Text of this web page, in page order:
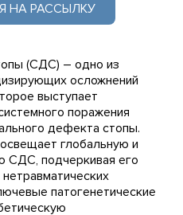
НА РАССЫЛКУ
(СДС) – одно из
осложнений
выступает
поражения
дефекта стопы.
глобальную и
СДС, подчеркивая его
патогенетические